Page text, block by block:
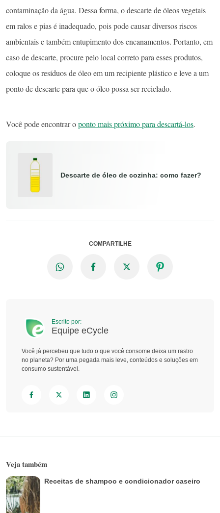
contaminação da água. Dessa forma, o descarte de óleos vegetais
em ralos e pias é inadequado, pois pode causar diversos riscos
ambientais e também entupimento dos encanamentos. Portanto, em
caso de descarte, procure pelo local correto para esses produtos,
coloque os resíduos de óleo em um recipiente plástico e leve a um
ponto de descarte para que o óleo possa ser reciclado.
Você pode encontrar oponto mais próximo para descartá-los.
Descarte de óleo de cozinha: como fazer?
COMPARTILHE
Escrito por:
Equipe eCycle
Você já percebeu que tudo o que você consome deixa um rastro
no planeta? Por uma pegada mais leve, conteúdos e soluções em
consumo sustentável.
Veja também
Receitas de shampoo e condicionador caseiro